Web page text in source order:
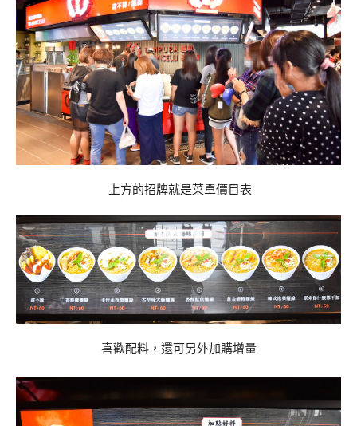
上方的招牌就是菜單價目表
喜歡配料，還可另外加購增量